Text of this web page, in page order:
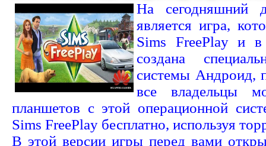
На сегодняшний
является игра,
Sims FreePlay и
создана
системы Андроид,
все владельцы
планшетов с этой операционной
Sims FreePlay бесплатно, используя
В этой версии игры перед вами